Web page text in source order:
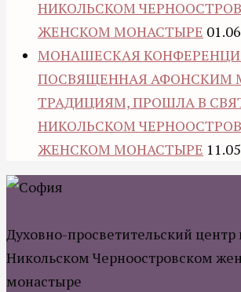
НИКОЛЬСКОМ
ЖЕНСКОМ МОНАСТЫРЕ
МОНАШЕСКАЯ
ПОСВЯЩЕННАЯ АФОНСКИМ
ТРАДИЦИЯМ, ПРОШЛА В
НИКОЛЬСКОМ
ЖЕНСКОМ МОНАСТЫРЕ
Духовно-просветительский центр
Никольском Черноостровском
монастыре